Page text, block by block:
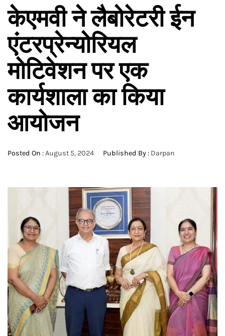
केएमवी ने लैबोरेटरी ईन
एंटरप्रेन्योरियल
मोटिवेशन पर एक
कार्यशाला का किया
आयोजन
Posted On :August 5, 2024 Published By : Darpan